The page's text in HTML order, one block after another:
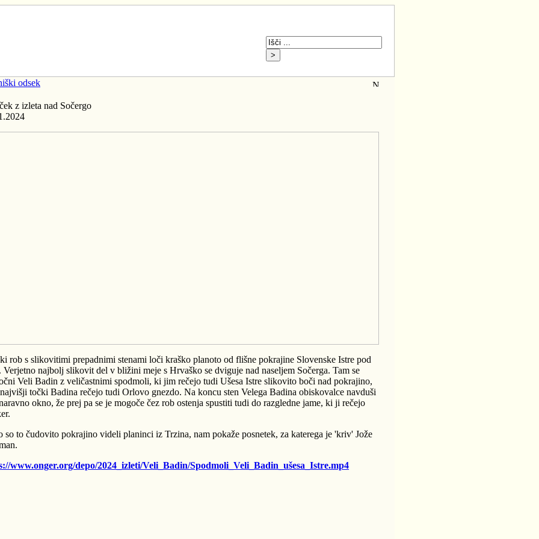
odsek
z izleta nad Sočergo
rob s slikovitimi prepadnimi stenami loči kraško planoto od flišne pokrajine Slovenske Istre pod
Verjetno najbolj slikovit del v bližini meje s Hrvaško se dviguje nad naseljem Sočerga. Tam se
Veli Badin z veličastnimi spodmoli, ki jim rečejo tudi Ušesa Istre slikovito boči nad pokrajino,
točki Badina rečejo tudi Orlovo gnezdo. Na koncu sten Velega Badina obiskovalce navduši
okno, že prej pa se je mogoče čez rob ostenja spustiti tudi do razgledne jame, ki ji rečejo
so to čudovito pokrajino videli planinci iz Trzina, nam pokaže posnetek, za katerega je 'kriv' Jože
www.onger.org/depo/2024_izleti/Veli_Badin/Spodmoli_Veli_Badin_ušesa_Istre.mp4